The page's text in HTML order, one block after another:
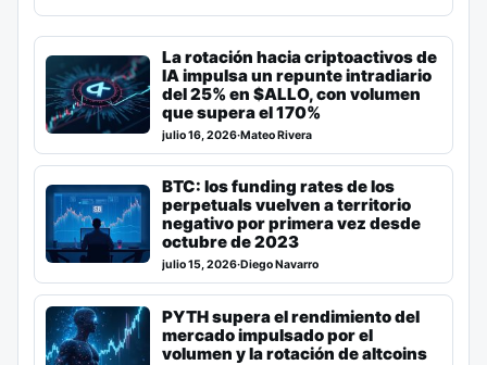
La rotación hacia criptoactivos de
IA impulsa un repunte intradiario
del 25% en $ALLO, con volumen
que supera el 170%
julio 16, 2026·Mateo Rivera
BTC: los funding rates de los
perpetuals vuelven a territorio
negativo por primera vez desde
octubre de 2023
julio 15, 2026·Diego Navarro
PYTH supera el rendimiento del
mercado impulsado por el
volumen y la rotación de altcoins